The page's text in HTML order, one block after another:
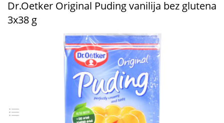
Dr.Oetker Original Puding vanilija bez glutena
3x38 g